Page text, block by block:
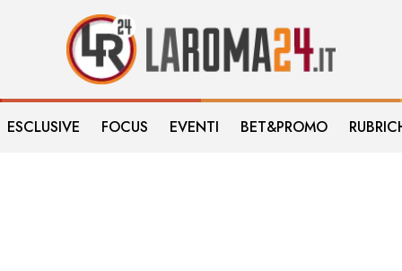
ESCLUSIVE FOCUS EVENTI BET&PROMO